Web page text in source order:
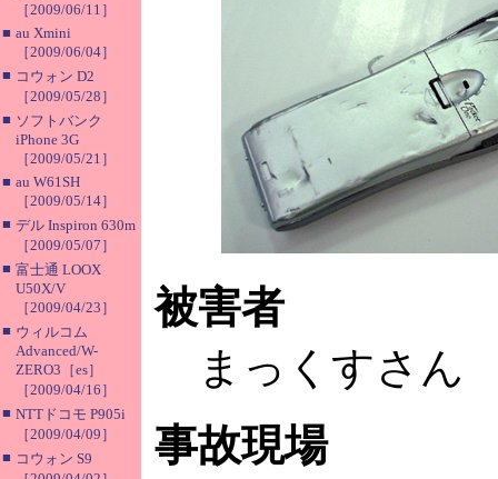
［2009/06/11］
■ au Xmini
［2009/06/04］
■ コウォン D2
［2009/05/28］
■ ソフトバンク
iPhone 3G
［2009/05/21］
■ au W61SH
［2009/05/14］
■ デル Inspiron 630m
［2009/05/07］
■ 富士通 LOOX
U50X/V
［2009/04/23］
■ ウィルコム
Advanced/W-
ZERO3［es］
［2009/04/16］
■ NTTドコモ P905i
［2009/04/09］
■ コウォン S9
被害者
まっくすさん
事故現場